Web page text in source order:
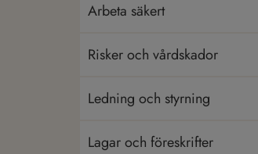
Arbeta säkert
Risker och vårdskador
Ledning och styrning
Lagar och föreskrifter